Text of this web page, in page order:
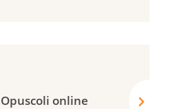
Opuscoli online